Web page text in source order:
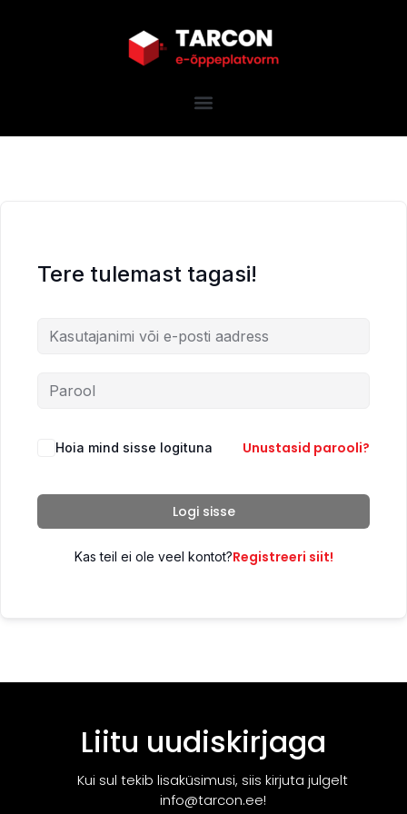
Tere tulemast tagasi!
Hoia mind sisse logituna Unustasid parooli?
Logi sisse
Kas teil ei ole veel kontot?Registreeri siit!
Liitu uudiskirjaga
Kui sul tekib lisaküsimusi, siis kirjuta julgelt
info@tarcon.ee!